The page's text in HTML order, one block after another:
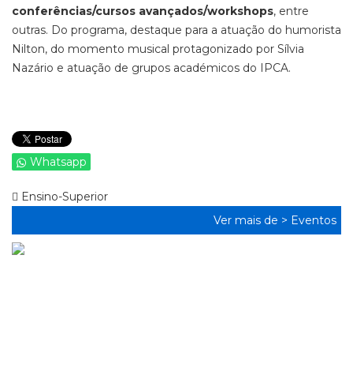
conferências/cursos avançados/workshops, entre
outras. Do programa, destaque para a atuação do humorista
Nilton, do momento musical protagonizado por Sílvia
Nazário e atuação de grupos académicos do IPCA.
Whatsapp
Ensino-Superior
Ver mais de > Eventos